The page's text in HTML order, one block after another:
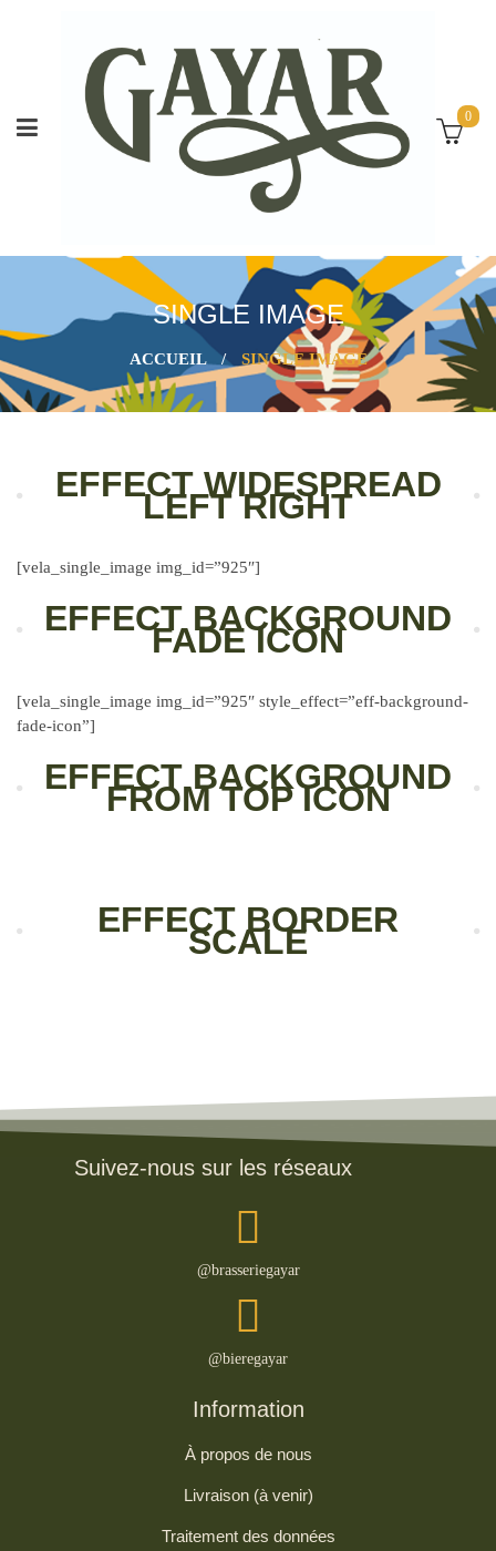
0
SINGLE IMAGE
ACCUEIL / SINGLE IMAGE
EFFECT WIDESPREAD
LEFT RIGHT
[vela_single_image img_id=”925″]
EFFECT BACKGROUND
FADE ICON
[vela_single_image img_id=”925″ style_effect=”eff-background-
fade-icon”]
EFFECT BACKGROUND
FROM TOP ICON
EFFECT BORDER
SCALE
Suivez-nous sur les réseaux
@brasseriegayar
@bieregayar
Information
À propos de nous
Livraison (à venir)
Traitement des données